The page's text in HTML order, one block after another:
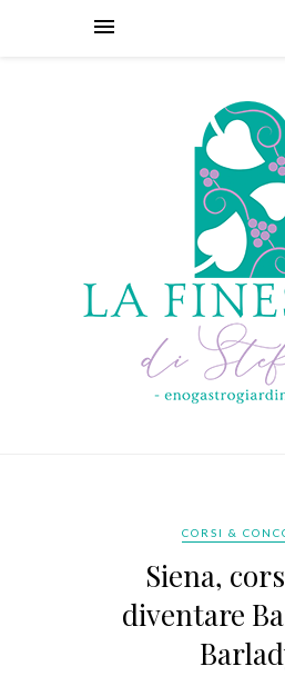
CORSI &
Siena,
diventare